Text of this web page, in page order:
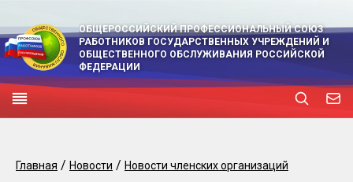
ОБЩЕРОССИЙСКИЙ ПРОФЕССИОНАЛЬНЫЙ СОЮЗ
РАБОТНИКОВ ГОСУДАРСТВЕННЫХ УЧРЕЖДЕНИЙ И
ОБЩЕСТВЕННОГО ОБСЛУЖИВАНИЯ РОССИЙСКОЙ
ФЕДЕРАЦИИ
Главная / Новости / Новости членских организаций